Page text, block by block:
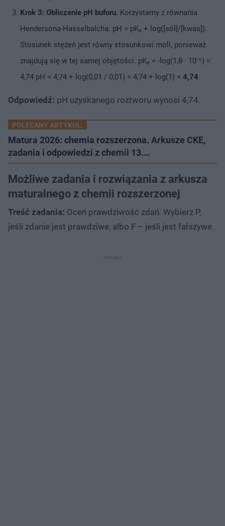
Krok 3: Obliczenie pH buforu. Korzystamy z równania
Hendersona-Hasselbalcha: pH = pKₐ + log([sól]/[kwas]).
Stosunek stężeń jest równy stosunkowi moli, ponieważ
znajdują się w tej samej objętości. pKₐ = -log(1,8 · 10⁻⁵) ≈
4,74 pH = 4,74 + log(0,01 / 0,01) = 4,74 + log(1) = 4,74
Odpowiedź: pH uzyskanego roztworu wynosi 4,74.
POLECANY ARTYKUŁ:
Matura 2026: chemia rozszerzona. Arkusze CKE,
zadania i odpowiedzi z chemii 13.…
Możliwe zadania i rozwiązania z arkusza
maturalnego z chemii rozszerzonej
Treść zadania: Oceń prawdziwość zdań. Wybierz P,
jeśli zdanie jest prawdziwe, albo F – jeśli jest fałszywe.